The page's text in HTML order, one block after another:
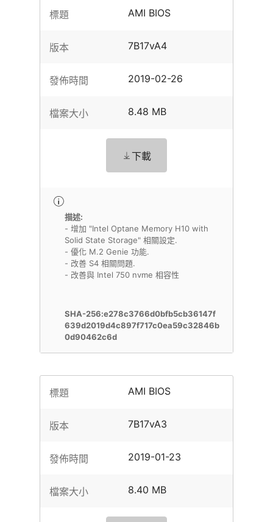
標題 AMI BIOS
版本 7B17vA4
發佈時間 2019-02-26
檔案大小 8.48 MB
下載
描述:
- 增加 "Intel Optane Memory H10 with
Solid State Storage" 相關設定.
- 優化 M.2 Genie 功能.
- 改善 S4 相關問題.
- 改善與 Intel 750 nvme 相容性
SHA-256:e278c3766d0bfb5cb36147f
639d2019d4c897f717c0ea59c32846b
0d90462c6d
標題 AMI BIOS
版本 7B17vA3
發佈時間 2019-01-23
檔案大小 8.40 MB